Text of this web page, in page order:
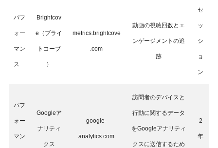
パフ
ォー
マン
ス
Brightcov
e（ブライ
トコーブ
）
metrics.brightcove
.com
動画の視聴回数とエ
ンゲージメントの追
跡
セ
ッ
シ
ョ
ン
パフ
ォー
マン
Googleア
ナリティ
クス
google-
analytics.com
訪問者のデバイスと
行動に関するデータ
をGoogleアナリティ
クスに送信するため
2
年